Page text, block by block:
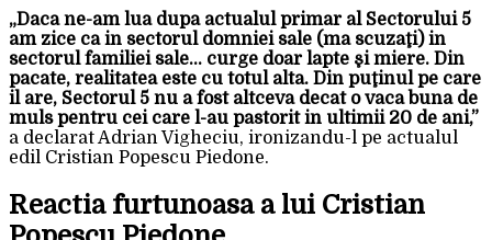
„Daca ne-am lua dupa actualul primar al Sectorului 5
am zice ca in sectorul domniei sale (ma scuzaţi) in
sectorul familiei sale… curge doar lapte şi miere. Din
pacate, realitatea este cu totul alta. Din puţinul pe care
il are, Sectorul 5 nu a fost altceva decat o vaca buna de
muls pentru cei care l-au pastorit in ultimii 20 de ani,”
a declarat Adrian Vigheciu, ironizandu-l pe actualul
edil Cristian Popescu Piedone.
Reactia furtunoasa a lui Cristian